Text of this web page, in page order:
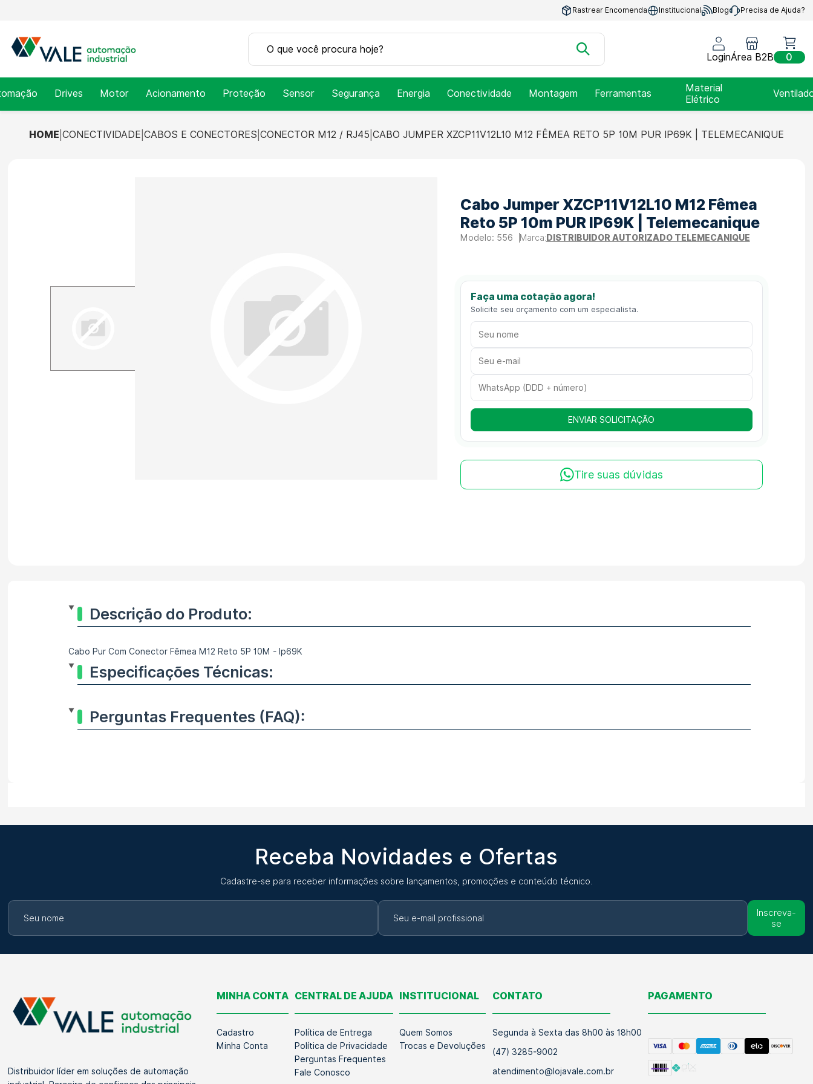
Rastrear Encomenda Institucional Blog Precisa de Ajuda?
LoginÁrea B2B 0
Drives Motor Acionamento Proteção Sensor Segurança Energia Conectividade Montagem Ferramentas
Material
Elétrico
HOME CONECTIVIDADE CABOS E CONECTORES CONECTOR M12 / RJ45 CABO JUMPER XZCP11V12L10 M12 FÊMEA RETO 5P 10M PUR IP69K | TELEMECANIQUE
Cabo Jumper XZCP11V12L10 M12 Fêmea
Reto 5P 10m PUR IP69K | Telemecanique
556 DISTRIBUIDOR AUTORIZADO TELEMECANIQUE
Faça uma cotação agora!
Solicite seu orçamento com um especialista.
ENVIAR SOLICITAÇÃO
Tire suas dúvidas
Descrição do Produto:
Cabo Pur Com Conector Fêmea M12 Reto 5P 10M - Ip69K
Especificações Técnicas:
Perguntas Frequentes (FAQ):
Receba Novidades e Ofertas
Cadastre-se para receber informações sobre lançamentos, promoções e conteúdo técnico.
Inscreva-
se
Distribuidor líder em soluções de automação
MINHA CONTA
Cadastro
Minha Conta
CENTRAL DE AJUDA
Política de Entrega
Política de Privacidade
Perguntas Frequentes
Fale Conosco
INSTITUCIONAL
Quem Somos
Trocas e Devoluções
CONTATO
Segunda à Sexta das 8h00 às 18h00
(47) 3285-9002
atendimento@lojavale.com.br
PAGAMENTO